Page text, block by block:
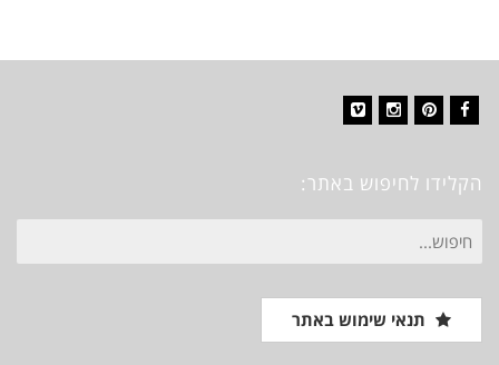
הקלידו לחיפוש באתר:
חיפוש
עבור:
תנאי שימוש באתר